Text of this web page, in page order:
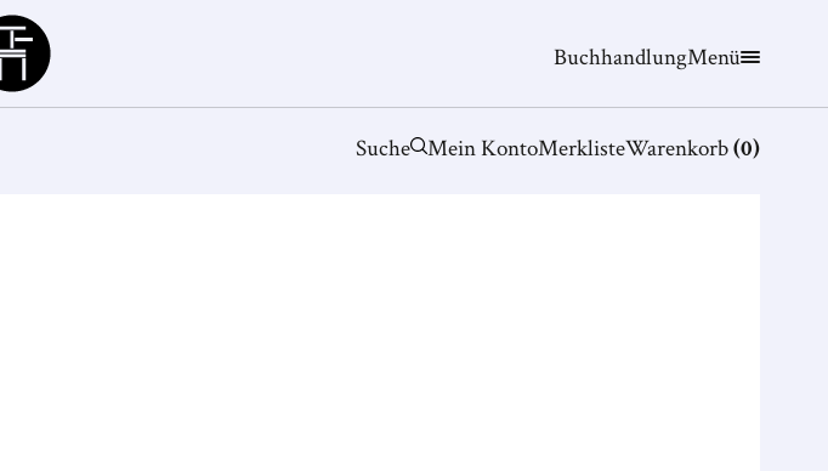
Büchergilde
BuchhandlungMenü
Suche Mein KontoMerklisteWarenkorb(0)